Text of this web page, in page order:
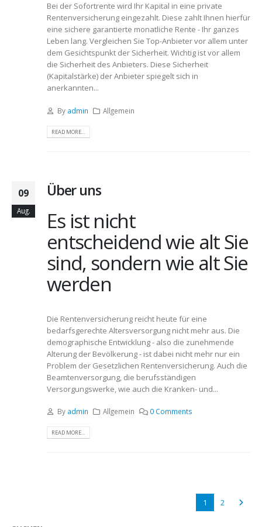
Bei der Sofortrente wird Ihr Kapital in eine private
Rentenversicherung eingezahlt. Diese zahlt Ihnen hierfür
eine sichere garantierte monatliche Rente - Ihr ganzes
Leben lang. Vergleichen Sie Top-Anbieter vor allem unter
dem Gesichtspunkt der Sicherheit. Wichtig ist vor allem
die Sicherheit des Anbieters. Diese Sicherheit
(Kapitalstärke) der Anbieter spiegelt sich in
anerkannten...
By admin Allgemein
READ MORE...
09
Aug.
Über uns
Es ist nicht
entscheidend wie alt Sie
sind, sondern wie alt Sie
werden
Die Rentenversicherung reicht heute für eine
bedarfsgerechte Altersversorgung nicht mehr aus. Die
demographische Entwicklung - also die zunehmende
Alterung der Bevölkerung - ist dabei nicht mehr nur ein
Problem der Gesetzlichen Rentenversicherung. Auch die
Beamtenversorgung, die berufsständigen
Versorgungswerke, wie auch die Kranken- und...
By admin Allgemein 0 Comments
READ MORE...
1 2